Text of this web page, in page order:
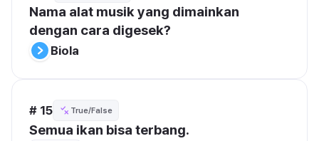
Nama alat musik yang dimainkan
dengan cara digesek?
Biola
# 15 True/False
Semua ikan bisa terbang.